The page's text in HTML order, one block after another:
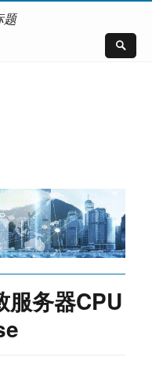
题
服务器CPU